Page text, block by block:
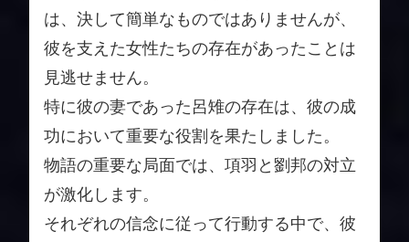
は、決して簡単なものではありませんが、
彼を支えた女性たちの存在があったことは
見逃せません。
特に彼の妻であった呂雉の存在は、彼の成
功において重要な役割を果たしました。
物語の重要な局面では、項羽と劉邦の対立
が激化します。
それぞれの信念に従って行動する中で、彼